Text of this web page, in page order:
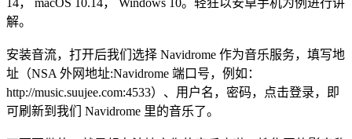
解。
安装音流，打开后我们选择 Navidrome 作为音乐服务，填写地
址（NSA 外网地址:Navidrome 端口号，例如：
http://music.suujee.com:4533）、用户名，密码，点击登录，即
可刷新到我们 Navidrome 里的音乐了。